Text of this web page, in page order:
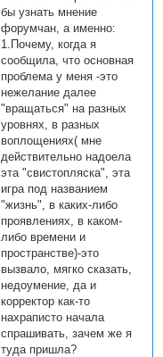
бы узнать мнение
форумчан, а именно:
1.Почему, когда я
сообщила, что основная
проблема у меня -это
нежелание далее
"вращаться" на разных
уровнях, в разных
воплощениях( мне
действительно надоела
эта "свистопляска", эта
игра под названием
"жизнь", в каких-либо
проявлениях, в каком-
либо времени и
пространстве)-это
вызвало, мягко сказать,
недоумение, да и
корректор как-то
нахраписто начала
спрашивать, зачем же я
туда пришла?